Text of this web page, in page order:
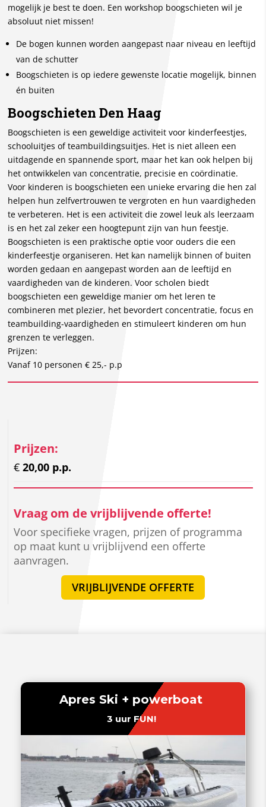
mogelijk je best te doen. Een workshop boogschieten wil je
absoluut niet missen!
De bogen kunnen worden aangepast naar niveau en leeftijd
van de schutter
Boogschieten is op iedere gewenste locatie mogelijk, binnen
én buiten
Boogschieten Den Haag
Boogschieten is een geweldige activiteit voor kinderfeestjes,
schooluitjes of teambuildingsuitjes. Het is niet alleen een
uitdagende en spannende sport, maar het kan ook helpen bij
het ontwikkelen van concentratie, precisie en coördinatie.
Voor kinderen is boogschieten een unieke ervaring die hen zal
helpen hun zelfvertrouwen te vergroten en hun vaardigheden
te verbeteren. Het is een activiteit die zowel leuk als leerzaam
is en het zal zeker een hoogtepunt zijn van hun feestje.
Boogschieten is een praktische optie voor ouders die een
kinderfeestje organiseren. Het kan namelijk binnen of buiten
worden gedaan en aangepast worden aan de leeftijd en
vaardigheden van de kinderen. Voor scholen biedt
boogschieten een geweldige manier om het leren te
combineren met plezier, het bevordert concentratie, focus en
teambuilding-vaardigheden en stimuleert kinderen om hun
grenzen te verleggen.
Prijzen:
Vanaf 10 personen€ 25,- p.p
Prijzen:
€ 20,00 p.p.
Vraag om de vrijblijvende offerte!
Voor specifieke vragen, prijzen of programma
op maat kunt u vrijblijvend een offerte
aanvragen.
VRIJBLIJVENDE OFFERTE
Apres Ski + powerboat
3 uur FUN!